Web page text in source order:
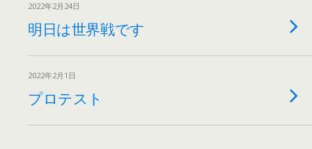
2022年2月24日
明日は世界戦です
2022年2月1日
プロテスト